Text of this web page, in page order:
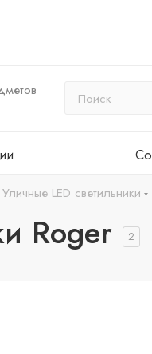
Уличные LED светильники
Roger 2